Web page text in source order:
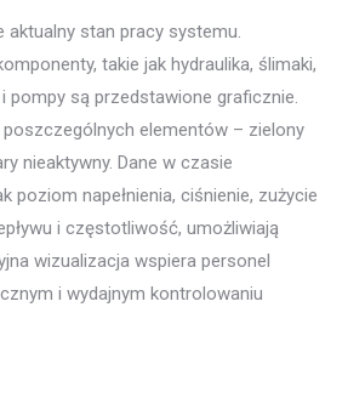
aktualny stan pracy systemu.
takie jak hydraulika, ślimaki,
pompy są przedstawione graficznie.
elementów – zielony
nieaktywny. Dane w czasie
poziom napełnienia, ciśnienie, zużycie
i częstotliwość, umożliwiają
wizualizacja wspiera personel
i wydajnym kontrolowaniu